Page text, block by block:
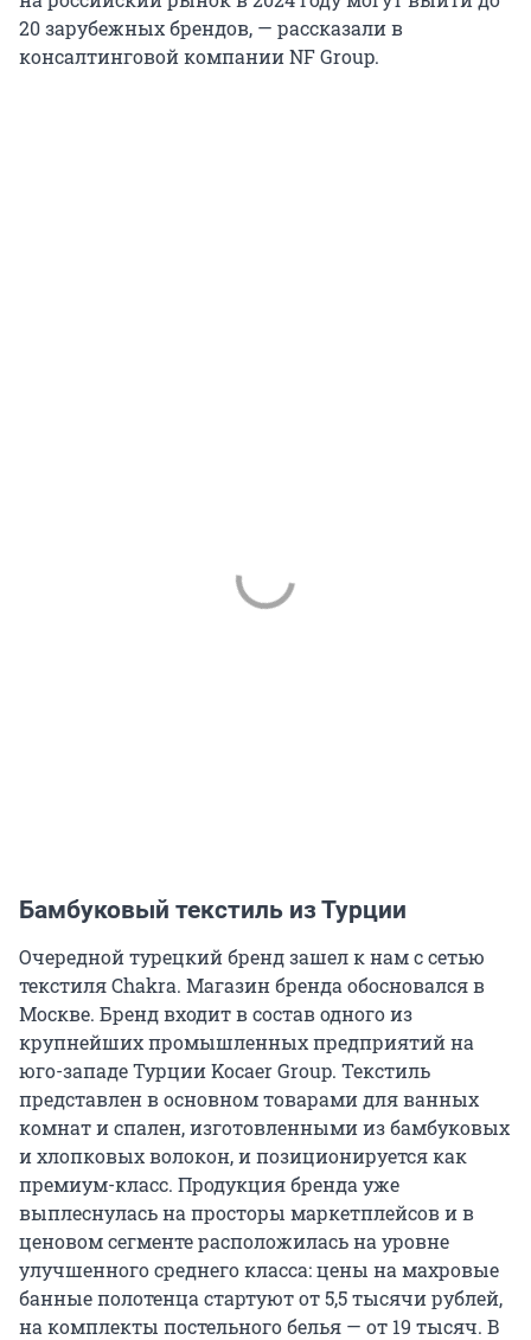
20 зарубежных брендов, — рассказали в
консалтинговой компании NF Group.
Бамбуковый текстиль из Турции
Очередной турецкий бренд зашел к нам с сетью
текстиля Chakra. Магазин бренда обосновался в
Москве. Бренд входит в состав одного из
крупнейших промышленных предприятий на
юго-западе Турции Kocaer Group. Текстиль
представлен в основном товарами для ванных
комнат и спален, изготовленными из бамбуковых
и хлопковых волокон, и позиционируется как
премиум-класс. Продукция бренда уже
выплеснулась на просторы маркетплейсов и в
ценовом сегменте расположилась на уровне
улучшенного среднего класса: цены на махровые
банные полотенца стартуют от 5,5 тысячи рублей,
на комплекты постельного белья — от 19 тысяч. В